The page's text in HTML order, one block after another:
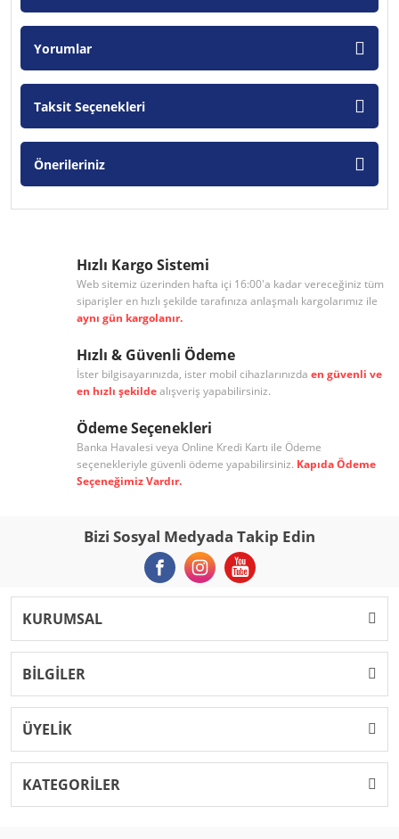
Yorumlar
Taksit Seçenekleri
Önerileriniz
Hızlı Kargo Sistemi
Web sitemiz üzerinden hafta içi 16:00'a kadar vereceğiniz tüm
siparişler en hızlı şekilde tarafınıza anlaşmalı kargolarımız ile
aynı gün kargolanır.
Hızlı & Güvenli Ödeme
İster bilgisayarınızda, ister mobil cihazlarınızda en güvenli ve
en hızlı şekildealışveriş yapabilirsiniz.
Ödeme Seçenekleri
Banka Havalesi veya Online Kredi Kartı ile Ödeme
seçenekleriyle güvenli ödeme yapabilirsiniz. Kapıda Ödeme
Seçeneğimiz Vardır.
Bizi Sosyal Medyada Takip Edin
KURUMSAL
BİLGİLER
ÜYELİK
KATEGORİLER